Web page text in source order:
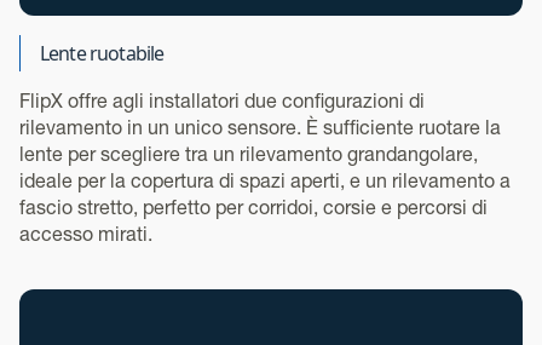
Lente ruotabile
FlipX offre agli installatori due configurazioni di
rilevamento in un unico sensore. È sufficiente ruotare la
lente per scegliere tra un rilevamento grandangolare,
ideale per la copertura di spazi aperti, e un rilevamento a
fascio stretto, perfetto per corridoi, corsie e percorsi di
accesso mirati.